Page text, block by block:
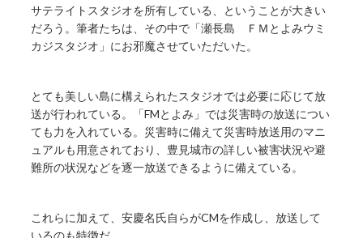
サテライトスタジオを所有している、ということが大きい
だろう。筆者たちは、その中で「瀬長島 ＦＭとよみウミ
カジスタジオ」にお邪魔させていただいた。
とても美しい島に構えられたスタジオでは必要に応じて放
送が行われている。「FMとよみ」では災害時の放送につい
ても力を入れている。災害時に備えて災害時放送用のマニ
ュアルも用意されており、豊見城市の詳しい被害状況や避
難所の状況などを逐一放送できるように備えている。
これらに加えて、安慶名氏自らがCMを作成し、放送して
いるのも特徴だ。